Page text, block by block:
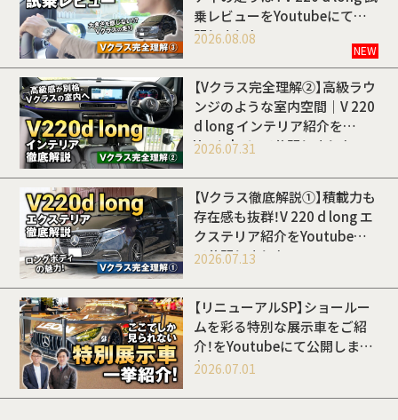
乗レビューをYoutubeにて公
開しました
2026.08.08
NEW
【Vクラス完全理解②】高級ラウ
ンジのような室内空間｜V 220
d long インテリア紹介を
Youtubeにて公開しました
2026.07.31
【Vクラス徹底解説①】積載力も
存在感も抜群！V 220 d long エ
クステリア紹介をYoutubeに
て公開しました
2026.07.13
【リニューアルSP】ショールー
ムを彩る特別な展示車をご紹
介！をYoutubeにて公開しまし
た
2026.07.01